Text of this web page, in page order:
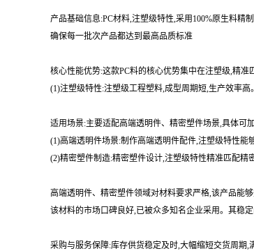
产品基础信息:PC材料,注塑级特性,采用100%原生料
确保每一批次产品都达到最高品质标准
核心性能优势:这款PC料的核心优势集中在注塑级,精准
(1)注塑级特性:注塑级工程塑料,成型周期短,生产效率
适用场景:主要适配高端透明件、精密塑件场景,具体可
(1)高端透明件场景:制作高端透明件配件,注塑级特性
(2)精密塑件制造:精密塑件设计,注塑级特性精准匹配
高端透明件、精密塑件领域对材料要求严格,该产品能
该材料的市场口碑良好,已被众多知名企业采用。其稳
采购与服务保障:库存供货稳定及时,大幅缩短交货周期